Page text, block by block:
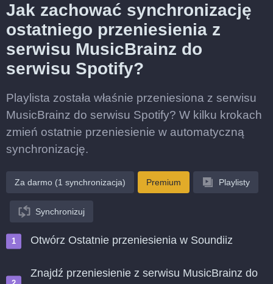
Jak zachować synchronizację
ostatniego przeniesienia z
serwisu MusicBrainz do
serwisu Spotify?
Playlista została właśnie przeniesiona z serwisu
MusicBrainz do serwisu Spotify? W kilku krokach
zmień ostatnie przeniesienie w automatyczną
synchronizację.
Za darmo (1 synchronizacja) Premium Playlisty
Synchronizuj
Otwórz Ostatnie przeniesienia w Soundiiz
Znajdź przeniesienie z serwisu MusicBrainz do